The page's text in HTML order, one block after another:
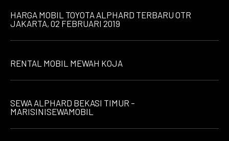
HARGA MOBIL TOYOTA ALPHARD TERBARU OTR
JAKARTA, 02 FEBRUARI 2019
RENTAL MOBIL MEWAH KOJA
SEWA ALPHARD BEKASI TIMUR –
MARISINISEWAMOBIL